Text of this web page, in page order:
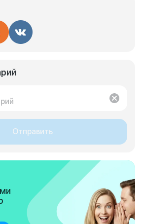
Отправить